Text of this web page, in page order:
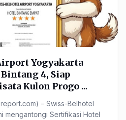
Yogyakarta
4, Siap
Kulon Progo ...
– Swiss-Belhotel
mengantongi Sertifikasi Hotel